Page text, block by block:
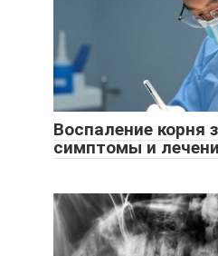
Воспаление корня
симптомы и